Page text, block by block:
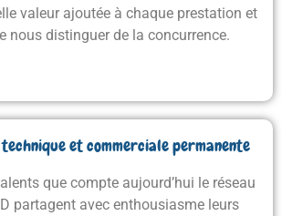
valeur ajoutée à chaque prestation et
nous distinguer de la concurrence.
technique et commerciale permanente
que compte aujourd’hui le réseau
partagent avec enthousiasme leurs